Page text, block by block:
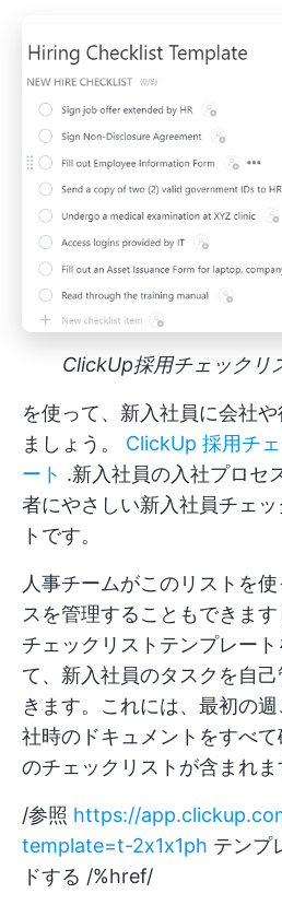
ClickUp採用チェックリ
を使って、新入社員に会社
ましょう。 ClickUp 採用チ
ート .新入社員の入社プロセ
者にやさしい新入社員チェ
トです。
人事チームがこのリストを
スを管理することもできま
チェックリストテンプレー
て、新入社員のタスクを自
きます。これには、最初の
社時のドキュメントをすべ
のチェックリストが含まれま
/参照 https://
template=t-2x1x1ph テンプ
ドする /%href/